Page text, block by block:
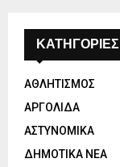
ΚΑΤΗΓΟΡΙΕΣ
ΑΘΛΗΤΙΣΜΟΣ
ΑΡΓΟΛΙΔΑ
ΑΣΤΥΝΟΜΙΚΑ
ΔΗΜΟΤΙΚΑ ΝΕΑ